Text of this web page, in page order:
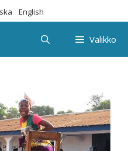
English
Valikko